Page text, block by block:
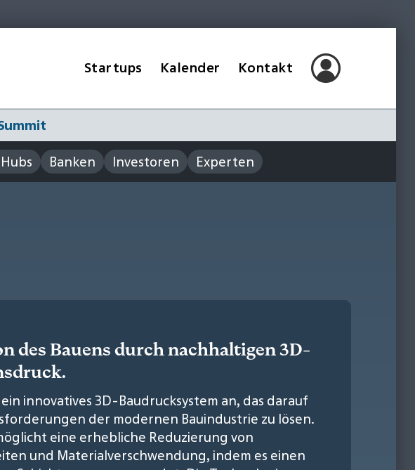
Startups Kalender Kontakt
Banken Investoren Experten
des Bauens durch nachhaltigen 3D-
innovatives 3D-Baudrucksystem an, das darauf
der modernen Bauindustrie zu lösen.
eine erhebliche Reduzierung von
und Materialverschwendung, indem es einen